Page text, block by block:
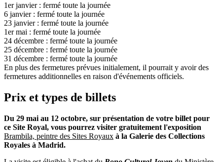
1er janvier : fermé toute la journée
6 janvier : fermé toute la journée
23 janvier : fermé toute la journée
1er mai : fermé toute la journée
24 décembre : fermé toute la journée
25 décembre : fermé toute la journée
31 décembre : fermé toute la journée
En plus des fermetures prévues initialement, il pourrait y avoir des
fermetures additionnelles en raison d'événements officiels.
Prix et types de billets
Du 29 mai au 12 octobre, sur présentation de votre billet pour
ce Site Royal, vous pourrez visiter gratuitement l'exposition
Brambila, peintre des Sites Royaux à la Galerie des Collections
Royales à Madrid.